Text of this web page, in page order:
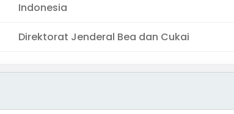
Indonesia
Direktorat Jenderal Bea dan Cukai